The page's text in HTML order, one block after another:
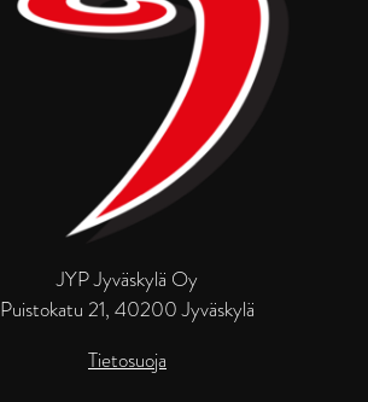
JYP Jyväskylä Oy
Puistokatu 21, 40200 Jyväskylä
Tietosuoja